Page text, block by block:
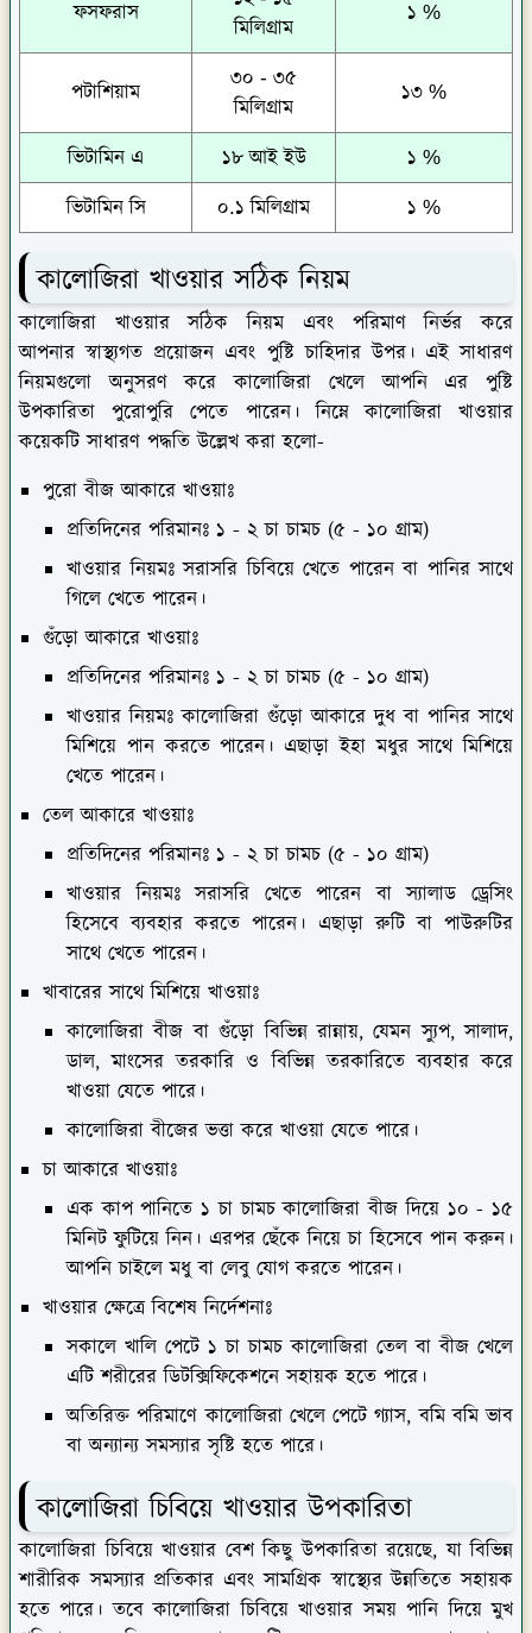
ফসফরাস
মিলিগ্রাম
১ %
পটাশিয়াম
৩০ - ৩৫
মিলিগ্রাম
১৩ %
ভিটামিন এ ১৮ আই ইউ ১ %
ভিটামিন সি ০.১ মিলিগ্রাম ১ %
কালোজিরা খাওয়ার সঠিক নিয়ম
কালোজিরা খাওয়ার সঠিক নিয়ম এবং পরিমাণ নির্ভর করে
আপনার স্বাস্থ্যগত প্রয়োজন এবং পুষ্টি চাহিদার উপর। এই সাধারণ
নিয়মগুলো অনুসরণ করে কালোজিরা খেলে আপনি এর পুষ্টি
উপকারিতা পুরোপুরি পেতে পারেন। নিম্নে কালোজিরা খাওয়ার
কয়েকটি সাধারণ পদ্ধতি উল্লেখ করা হলো-
পুরো বীজ আকারে খাওয়াঃ
প্রতিদিনের পরিমানঃ ১ - ২ চা চামচ (৫ - ১০ গ্রাম)
খাওয়ার নিয়মঃসরাসরি চিবিয়ে খেতে পারেন বা পানির সাথে
গিলে খেতে পারেন।
গুঁড়ো আকারে খাওয়াঃ
প্রতিদিনের পরিমানঃ ১ - ২ চা চামচ (৫ - ১০ গ্রাম)
খাওয়ার নিয়মঃকালোজিরা গুঁড়ো আকারে দুধ বা পানির সাথে
মিশিয়ে পান করতে পারেন। এছাড়া ইহা মধুর সাথে মিশিয়ে
খেতে পারেন।
তেল আকারে খাওয়াঃ
প্রতিদিনের পরিমানঃ ১ - ২ চা চামচ (৫ - ১০ গ্রাম)
খাওয়ার নিয়মঃসরাসরি খেতে পারেন বা স্যালাড ড্রেসিং
হিসেবে ব্যবহার করতে পারেন। এছাড়া রুটি বা পাউরুটির
সাথে খেতে পারেন।
খাবারের সাথে মিশিয়ে খাওয়াঃ
কালোজিরা বীজ বা গুঁড়ো বিভিন্ন রান্নায়, যেমন স্যুপ, সালাদ,
ডাল, মাংসের তরকারি ও বিভিন্ন তরকারিতে ব্যবহার করে
খাওয়া যেতে পারে।
কালোজিরা বীজের ভত্তা করে খাওয়া যেতে পারে।
চা আকারে খাওয়াঃ
এক কাপ পানিতে ১ চা চামচ কালোজিরা বীজ দিয়ে ১০ - ১৫
মিনিট ফুটিয়ে নিন। এরপর ছেঁকে নিয়ে চা হিসেবে পান করুন।
আপনি চাইলে মধু বা লেবু যোগ করতে পারেন।
খাওয়ার ক্ষেত্রে বিশেষ নির্দেশনাঃ
সকালে খালি পেটে ১ চা চামচ কালোজিরা তেল বা বীজ খেলে
এটি শরীরের ডিটক্সিফিকেশনে সহায়ক হতে পারে।
অতিরিক্ত পরিমাণে কালোজিরা খেলে পেটে গ্যাস, বমি বমি ভাব
বা অন্যান্য সমস্যার সৃষ্টি হতে পারে।
কালোজিরা চিবিয়ে খাওয়ার উপকারিতা
কালোজিরা চিবিয়ে খাওয়ার বেশ কিছু উপকারিতা রয়েছে, যা বিভিন্ন
শারীরিক সমস্যার প্রতিকার এবং সামগ্রিক স্বাস্থ্যের উন্নতিতে সহায়ক
হতে পারে। তবে কালোজিরা চিবিয়ে খাওয়ার সময় পানি দিয়ে মুখ